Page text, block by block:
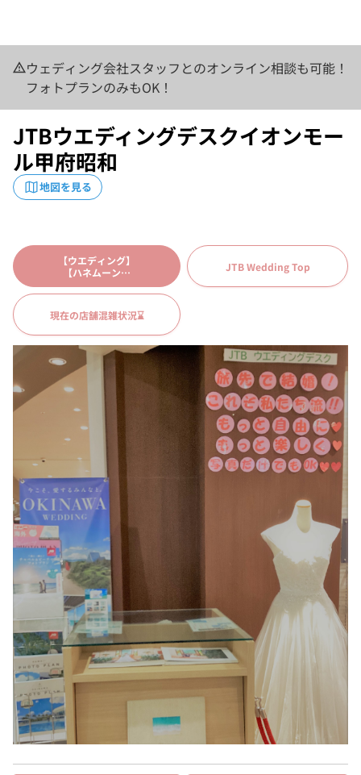
ウェディング会社スタッフとのオンライン相談も可能！
フォトプランのみもOK！
JTBウエディングデスクイオンモー
ル甲府昭和
地図を見る
【ウエディング】
【ハネムーン】
❤ご新規来店予約❤
JTB Wedding Top
現在の店舗混雑状況⌛